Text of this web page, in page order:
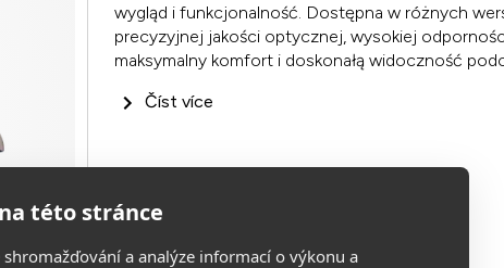
této stránce
a analýze informací o výkonu a
wygląd i funkcjonalność. Dostępna w różnych
precyzyjnej jakości optycznej, wysokiej
maksymalny komfort i doskonałą widoczność
Číst více